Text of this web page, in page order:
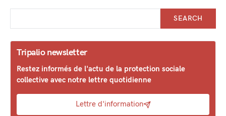
SEARCH
Tripalio newsletter
Restez informés de l'actu de la protection sociale
collective avec notre lettre quotidienne
Lettre d'information